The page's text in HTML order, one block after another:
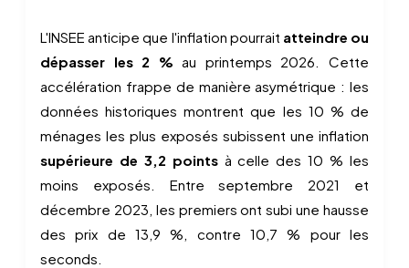
L'INSEE anticipe que l'inflation pourrait atteindre ou
dépasser les 2 % au printemps 2026. Cette
accélération frappe de manière asymétrique : les
données historiques montrent que les 10 % de
ménages les plus exposés subissent une inflation
supérieure de 3,2 pointsà celle des 10 % les
moins exposés. Entre septembre 2021 et
décembre 2023, les premiers ont subi une hausse
des prix de 13,9 %, contre 10,7 % pour les
seconds.